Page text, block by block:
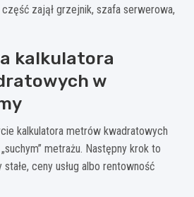
zajął grzejnik, szafa serwerowa,
kalkulatora
w
kalkulatora metrów kwadratowych
metrażu. Następny krok to
ceny usług albo rentowność